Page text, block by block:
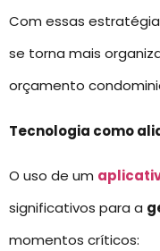
Com essas
se torna mais
orçamento
Tecnologia como
O uso de um
significativos para a
momentos críticos: